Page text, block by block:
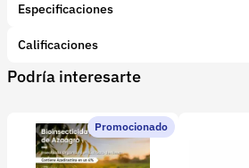
Especificaciones
Marca:
ADAMA ANDINA B.V SUCURSAL
Tipo de producto:Insumo
Subcategoría:Biofungicidas
Calificaciones
1 Star
2 Star
3 Star4 Star
0 calificaciones
Podría interesarte
Promocionado